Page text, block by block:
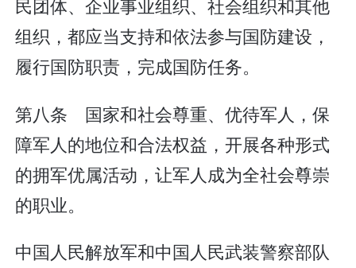
民团体、企业事业组织、社会组织和其他
组织，都应当支持和依法参与国防建设，
履行国防职责，完成国防任务。
第八条 国家和社会尊重、优待军人，保
障军人的地位和合法权益，开展各种形式
的拥军优属活动，让军人成为全社会尊崇
的职业。
中国人民解放军和中国人民武装警察部队